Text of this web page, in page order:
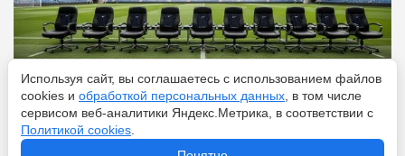
Перейти 8 августа 2026
Используя сайт, вы соглашаетесь с использованием файлов
cookies и обработкой персональных данных , в том числе
сервисом веб-аналитики Яндекс.Метрика, в соответствии с
Политикой cookies